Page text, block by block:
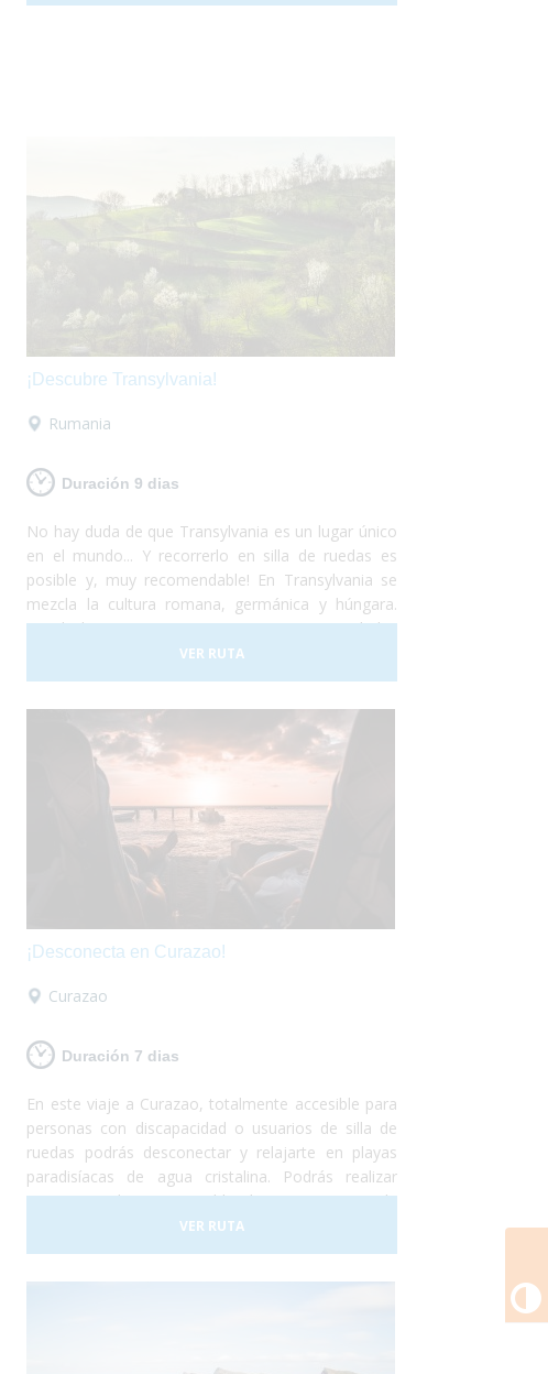
¡Descubre Transylvania!
Rumania
Duración 9 dias
No hay duda de que Transylvania es un lugar único
en el mundo... Y recorrerlo en silla de ruedas es
posible y, muy recomendable! En Transylvania se
mezcla la cultura romana, germánica y húngara.
Dando lugar a una tierra compuesta por ciudades
muy variadas, tradiciones muy diferentes, artes y
estilos de vida muy diversos. No lo dudes más y
VER RUTA
¡Desconecta en Curazao!
Curazao
Duración 7 dias
En este viaje a Curazao, totalmente accesible para
personas con discapacidad o usuarios de silla de
ruedas podrás desconectar y relajarte en playas
paradisíacas de agua cristalina. Podrás realizar
paseos en barco accesible, hacer un curso de
buceo adaptado, nadar con delfines y otro montón
de actividades adaptadas para personas con
VER RUTA